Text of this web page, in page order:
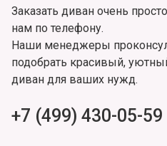
Заказать диван очень
нам по телефону.
Наши менеджеры
подобрать красивый,
диван для ваших нужд.
+7 (499) 430-05-59